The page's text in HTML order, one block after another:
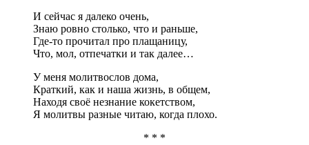
И сейчас я далеко очень,
Знаю ровно столько, что и раньше,
Где-то прочитал про плащаницу,
Что, мол, отпечатки и так далее…
У меня молитвослов дома,
Краткий, как и наша жизнь, в общем,
Находя своё незнание кокетством,
Я молитвы разные читаю, когда плохо.
* * *